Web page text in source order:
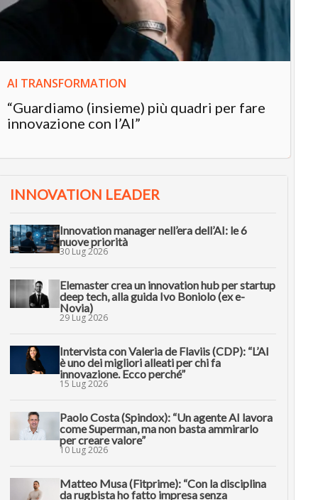
AI TRANSFORMATION
“Guardiamo (insieme) più quadri per fare
innovazione con l’AI”
INNOVATION LEADER
Innovation manager nell’era dell’AI: le 6
nuove priorità
30 Lug 2026
Elemaster crea un innovation hub per startup
deep tech, alla guida Ivo Boniolo (ex e-
Novia)
29 Lug 2026
Intervista con Valeria de Flaviis (CDP): “L’AI
è uno dei migliori alleati per chi fa
innovazione. Ecco perché”
15 Lug 2026
Paolo Costa (Spindox): “Un agente AI lavora
come Superman, ma non basta ammirarlo
per creare valore”
10 Lug 2026
Matteo Musa (Fitprime): “Con la disciplina
da rugbista ho fatto impresa senza